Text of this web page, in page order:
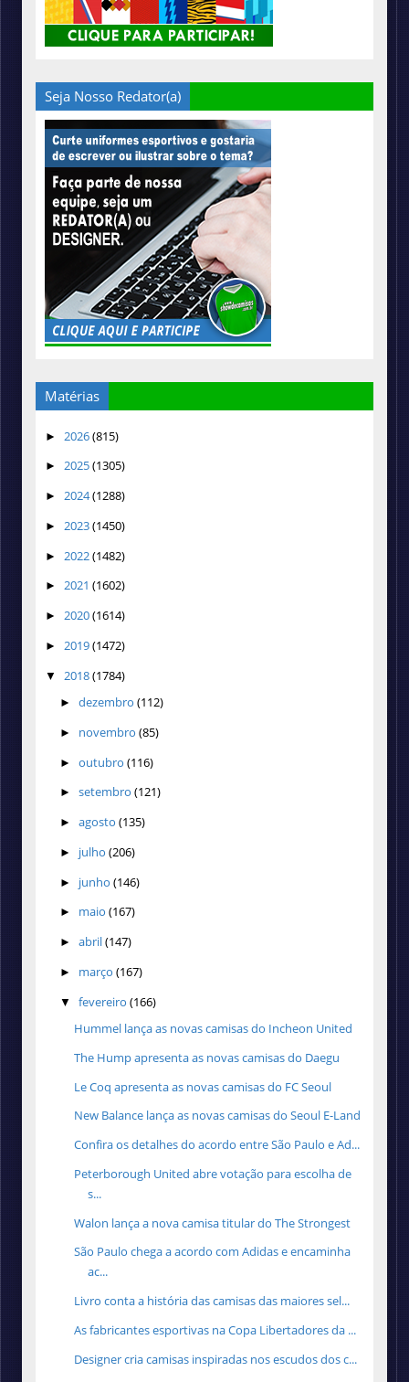
Seja Nosso Redator(a)
Matérias
► 2026(815)
► 2025(1305)
► 2024(1288)
► 2023(1450)
► 2022(1482)
► 2021 (1602)
► 2020(1614)
► 2019(1472)
▼ 2018(1784)
► dezembro (112)
► novembro (85)
► outubro (116)
► setembro (121)
► agosto (135)
► julho (206)
► junho (146)
► maio (167)
► abril(147)
► março (167)
▼ fevereiro (166)
Hummel lança as novas camisas do Incheon United
The Hump apresenta as novas camisas do Daegu
Le Coq apresenta as novas camisas do FC Seoul
New Balance lança as novas camisas do Seoul E-Land
Confira os detalhes do acordo entre São Paulo e Ad...
Peterborough United abre votação para escolha de
s...
Walon lança a nova camisa titular do The Strongest
São Paulo chega a acordo com Adidas e encaminha
ac...
Livro conta a história das camisas das maiores sel...
As fabricantes esportivas na Copa Libertadores da ...
Designer cria camisas inspiradas nos escudos dos c...